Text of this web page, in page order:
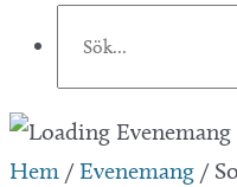
Hem /Evenemang /